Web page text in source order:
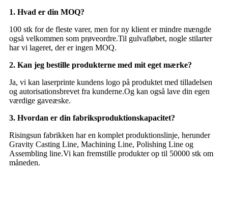
1. Hvad er din MOQ?
100 stk for de fleste varer, men for ny klient er mindre mængde
også velkommen som prøveordre.Til gulvafløbet, nogle stilarter
har vi lageret, der er ingen MOQ.
2. Kan jeg bestille produkterne med mit eget mærke?
Ja, vi kan laserprinte kundens logo på produktet med tilladelsen
og autorisationsbrevet fra kunderne.Og kan også lave din egen
værdige gaveæske.
3. Hvordan er din fabriksproduktionskapacitet?
Risingsun fabrikken har en komplet produktionslinje, herunder
Gravity Casting Line, Machining Line, Polishing Line og
Assembling line.Vi kan fremstille produkter op til 50000 stk om
måneden.